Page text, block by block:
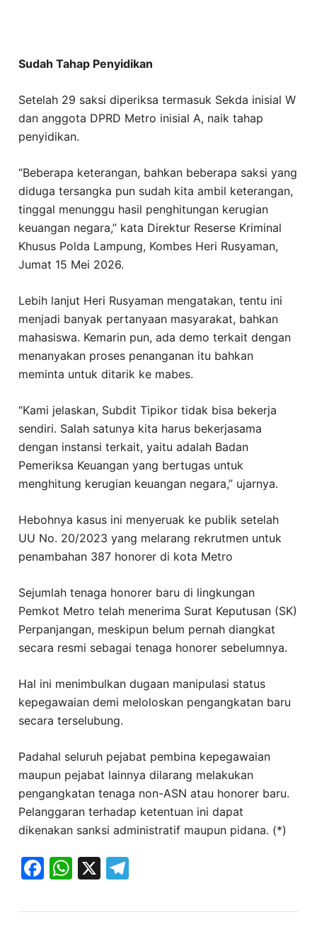
Sudah Tahap Penyidikan
Setelah 29 saksi diperiksa termasuk Sekda inisial W
dan anggota DPRD Metro inisial A, naik tahap
penyidikan.
“Beberapa keterangan, bahkan beberapa saksi yang
diduga tersangka pun sudah kita ambil keterangan,
tinggal menunggu hasil penghitungan kerugian
keuangan negara,” kata Direktur Reserse Kriminal
Khusus Polda Lampung, Kombes Heri Rusyaman,
Jumat 15 Mei 2026.
Lebih lanjut Heri Rusyaman mengatakan, tentu ini
menjadi banyak pertanyaan masyarakat, bahkan
mahasiswa. Kemarin pun, ada demo terkait dengan
menanyakan proses penanganan itu bahkan
meminta untuk ditarik ke mabes.
“Kami jelaskan, Subdit Tipikor tidak bisa bekerja
sendiri. Salah satunya kita harus bekerjasama
dengan instansi terkait, yaitu adalah Badan
Pemeriksa Keuangan yang bertugas untuk
menghitung kerugian keuangan negara,” ujarnya.
Hebohnya kasus ini menyeruak ke publik setelah
UU No. 20/2023 yang melarang rekrutmen untuk
penambahan 387 honorer di kota Metro
Sejumlah tenaga honorer baru di lingkungan
Pemkot Metro telah menerima Surat Keputusan (SK)
Perpanjangan, meskipun belum pernah diangkat
secara resmi sebagai tenaga honorer sebelumnya.
Hal ini menimbulkan dugaan manipulasi status
kepegawaian demi meloloskan pengangkatan baru
secara terselubung.
Padahal seluruh pejabat pembina kepegawaian
maupun pejabat lainnya dilarang melakukan
pengangkatan tenaga non-ASN atau honorer baru.
Pelanggaran terhadap ketentuan ini dapat
dikenakan sanksi administratif maupun pidana. (*)
Facebook
WhatsApp
X